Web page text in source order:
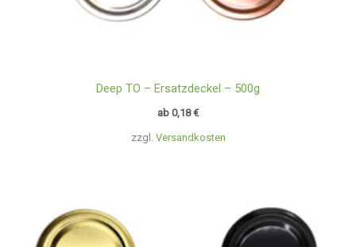
zzgl. Versandkosten
Deep TO – Ersatzdeckel – 500g
ab 0,18€